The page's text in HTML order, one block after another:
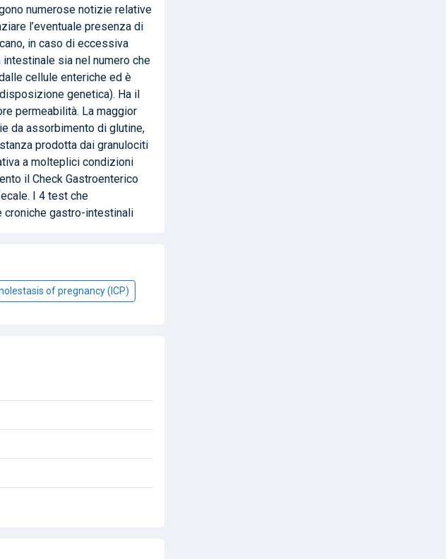
numerose notizie relative
l’eventuale presenza di
in caso di eccessiva
sia nel numero che
cellule enteriche ed è
genetica). Ha il
permeabilità. La maggior
da assorbimento di glutine,
prodotta dai granulociti
a molteplici condizioni
il Check Gastroenterico
I 4 test che
croniche gastro-intestinali
of pregnancy (ICP)